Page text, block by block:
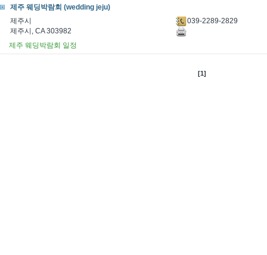
제주 웨딩박람회 (wedding jeju)
제주시
제주시, CA 303982
039-2289-2829
제주 웨딩박람회 일정
[1]